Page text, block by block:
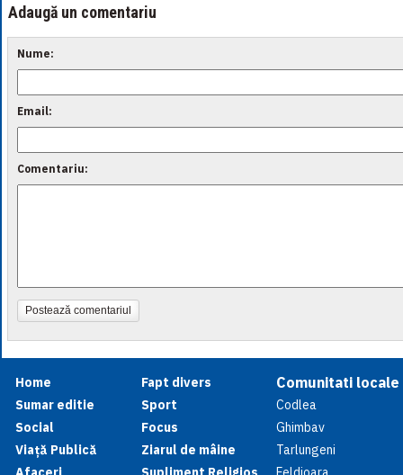
Adaugă un comentariu
Nume:
Email:
Comentariu:
Postează comentariul
Home
Sumar editie
Social
Viață Publică
Fapt divers
Sport
Focus
Ziarul de mâine
Comunitati locale
Codlea
Ghimbav
Tarlungeni